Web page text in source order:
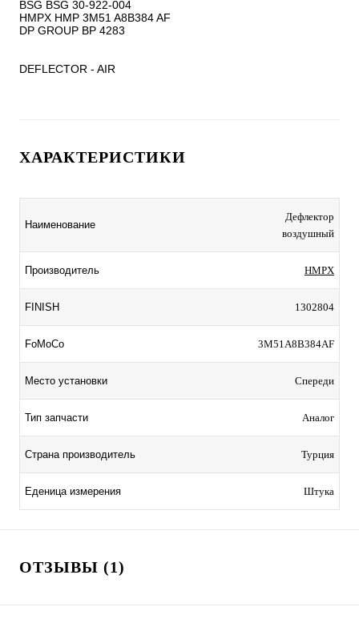
BSG BSG 30-922-004
HMPX HMP 3M51 A8B384 AF
DP GROUP BP 4283
DEFLECTOR - AIR
ХАРАКТЕРИСТИКИ
Наименование
Дефлектор
воздушный
Производитель HMPX
FINISH 1302804
FoMoCo 3M51A8B384AF
Место установки Спереди
Тип запчасти Аналог
Страна производитель Турция
Еденица измерения Штука
ОТЗЫВЫ (1)